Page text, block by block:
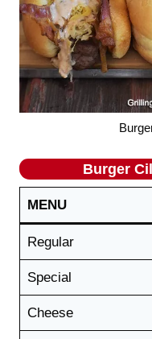
Burger
MENU
Regular
Special
Cheese